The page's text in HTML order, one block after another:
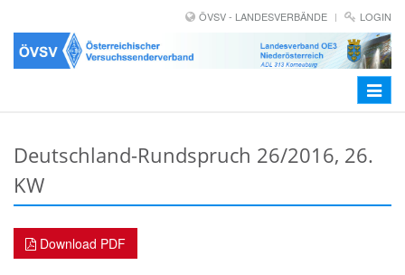
ÖVSV - LANDESVERBÄNDE LOGIN
Toggle
Deutschland-Rundspruch 26/2016, 26.
KW
Download PDF